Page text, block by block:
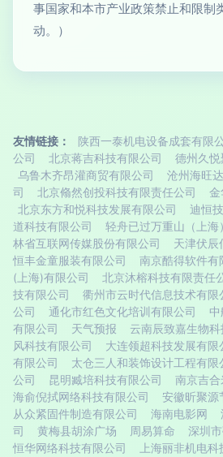
事国家和本市产业政策禁止和限制
动。）
友情链接： 陕西一泰机电设备成套有限
公司
北京蒋吉科技有限公司
德州久悦
乌鲁木齐昂灌商贸有限公司
沧州海旺
司
北京翛然创投科技有限责任公司
金
北京东方和悦科技发展有限公司
迪恒
道科技有限公司
轻舟已过万重山（上海
林省互联网传媒股份有限公司
天津伏辰
恒丰金童服装有限公司
南京酷得软件有
(上海)有限公司
北京沐榕科技有限责任
技有限公司
衢州市云时代信息技术有限
公司
通化市红色文化培训有限公司
有限公司
天气预报 云南辰致嘉生物科
风科技有限公司
大连领超科技发展有限
有限公司
太仓三人和装饰设计工程有限
公司
昆明臧培科技有限公司 南京吉合
海俞倪拭网络科技有限公司
安徽昕聚源
从众紧固件制造有限公司
海南电影网
司
黄梅县胡涂广场 周易算命 深圳
恒华网络科技有限公司
上海丽非机电